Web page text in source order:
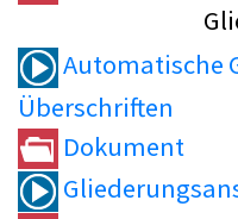
Automatische
Überschriften
Dokument